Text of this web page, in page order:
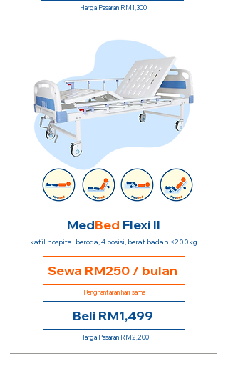
Harga Pasaran RM1,300
MedBed Flexi II
katil hospital beroda, 4 posisi, berat badan <200kg
Sewa RM250 / bulan
Penghantaran hari sama
Beli RM1,499
Harga Pasaran RM2,200